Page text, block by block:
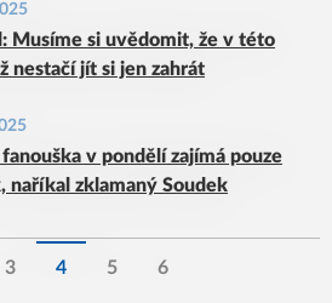
Musíme si uvědomit, že v této
nestačí jít si jen zahrát
fanouška v pondělí zajímá pouze
naříkal zklamaný Soudek
3 4 5 6